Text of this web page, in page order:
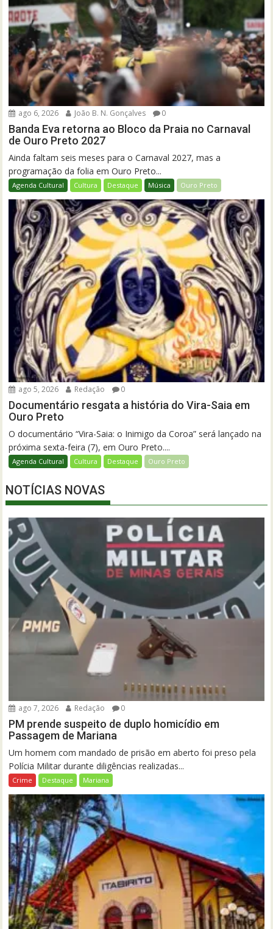
ago 6, 2026 João B. N. Gonçalves 0
Banda Eva retorna ao Bloco da Praia no Carnaval
de Ouro Preto 2027
Ainda faltam seis meses para o Carnaval 2027, mas a
programação da folia em Ouro Preto...
Agenda Cultural Cultura Destaque Música Ouro Preto
ago 5, 2026 Redação 0
Documentário resgata a história do Vira-Saia em
Ouro Preto
O documentário “Vira-Saia: o Inimigo da Coroa” será lançado na
próxima sexta-feira (7), em Ouro Preto....
Agenda Cultural Cultura Destaque Ouro Preto
NOTÍCIAS NOVAS
ago 7, 2026 Redação 0
PM prende suspeito de duplo homicídio em
Passagem de Mariana
Um homem com mandado de prisão em aberto foi preso pela
Polícia Militar durante diligências realizadas...
Crime Destaque Mariana